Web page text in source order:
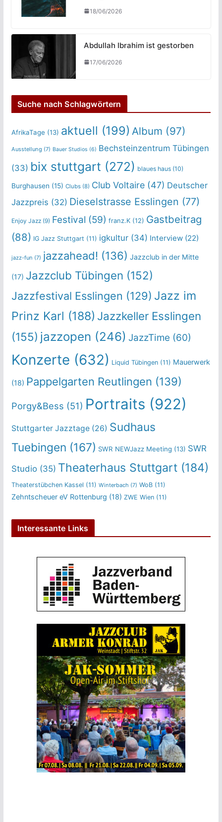
18/06/2026
Abdullah Ibrahim ist gestorben
17/06/2026
Suche nach Schlagwörtern
AfrikaTage (13) aktuell (199) Album (97)
Ausstellung (7) Bauer Studios (6) Bechsteinzentrum Tübingen
(33) bix stuttgart (272) blaues haus(10)
Burghausen (15) Clubs(8) Club Voltaire(47) Deutscher
Jazzpreis (32) Dieselstrasse Esslingen (77)
Enjoy Jazz(9) Festival (59) franz.K(12) Gastbeitrag
(88) IG Jazz Stuttgart (11) igkultur(34) Interview(22)
jazz-fun (7) jazzahead! (136) Jazzclub in der Mitte
(17) Jazzclub Tübingen (152)
Jazzfestival Esslingen (129) Jazz im
Prinz Karl (188) Jazzkeller Esslingen
(155) jazzopen (246) JazzTime (60)
Konzerte (632) Liquid Tübingen(11) Mauerwerk
(18) Pappelgarten Reutlingen (139)
Porgy&Bess (51) Portraits (922)
Stuttgarter Jazztage(26) Sudhaus
Tuebingen (167) SWR NEWJazz Meeting (13) SWR
Studio(35) Theaterhaus Stuttgart(184)
Theaterstübchen Kassel (11) Winterbach (7) WoB(11)
Zehntscheuer eV Rottenburg (18) ZWE Wien(11)
Interessante Links